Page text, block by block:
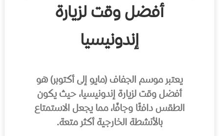
أفضل وقت لزيارة
إندونيسيا
يعتبر موسم الجفاف (مايو إلى أكتوبر) هو
أفضل وقت لزيارة إندونيسيا، حيث يكون
الطقس دافئًا وجافًا، مما يجعل الاستمتاع
بالأنشطة الخارجية أكثر متعة.